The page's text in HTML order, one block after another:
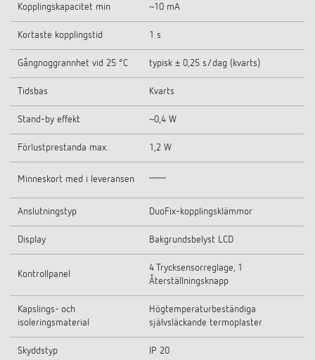
Kopplingskapacitet min ~10 mA
Kortaste kopplingstid 1 s
Gångnoggrannhet vid 25 °C typisk ± 0,25 s/dag (kvarts)
Tidsbas Kvarts
Stand-by effekt ~0,4 W
Förlustprestanda max. 1,2 W
Minneskort med i leveransen
Anslutningstyp DuoFix-kopplingsklämmor
Display Bakgrundsbelyst LCD
Kontrollpanel
4 Trycksensorreglage, 1
Återställningsknapp
Kapslings- och
isoleringsmaterial
Högtemperaturbeständiga
självsläckande termoplaster
Skyddstyp IP 20